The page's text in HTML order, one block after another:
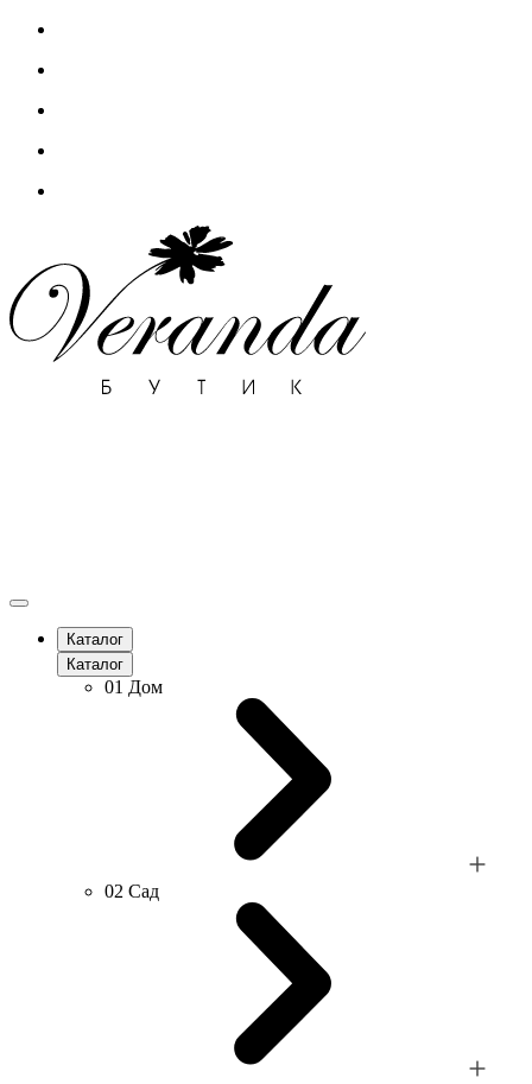
Каталог
Каталог
01 Дом
02 Сад